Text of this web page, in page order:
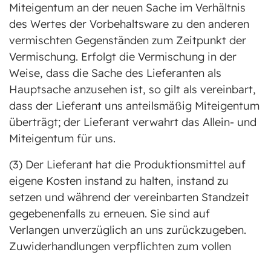
Miteigentum an der neuen Sache im Verhältnis
des Wertes der Vorbehaltsware zu den anderen
vermischten Gegenständen zum Zeitpunkt der
Vermischung. Erfolgt die Vermischung in der
Weise, dass die Sache des Lieferanten als
Hauptsache anzusehen ist, so gilt als vereinbart,
dass der Lieferant uns anteilsmäßig Miteigentum
überträgt; der Lieferant verwahrt das Allein- und
Miteigentum für uns.
(3) Der Lieferant hat die Produktionsmittel auf
eigene Kosten instand zu halten, instand zu
setzen und während der vereinbarten Standzeit
gegebenenfalls zu erneuen. Sie sind auf
Verlangen unverzüglich an uns zurückzugeben.
Zuwiderhandlungen verpflichten zum vollen